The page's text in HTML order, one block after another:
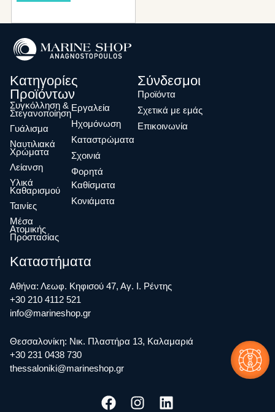
Κατηγορίες
Προϊόντων
Συγκόλληση &
Στεγανοποίηση
Γυάλισμα
Ναυτιλιακά
Χρώματα
Λείανση
Υλικά
Καθαρισμού
Ταινίες
Μέσα
Ατομικής
Προστασίας
Eργαλεία
Ηχομόνωση
Καταστρώματα
Σχοινιά
Φορητά
Καθίσματα
Κονιάματα
Σύνδεσμοι
Προϊόντα
Σχετικά με εμάς
Επικοινωνία
Καταστήματα
Αθήνα: Λεωφ. Κηφισού 47, Αγ. Ι. Ρέντης
+30 210 4112 521
info@marineshop.gr
Θεσσαλονίκη: Νικ. Πλαστήρα 13, Καλαμαριά
+30 231 0438 730
thessaloniki@marineshop.gr